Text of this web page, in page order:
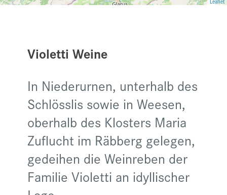
Violetti Weine
In Niederurnen, unterhalb des
Schlösslis sowie in Weesen,
oberhalb des Klosters Maria
Zuflucht im Räbberg gelegen,
gedeihen die Weinreben der
Familie Violetti an idyllischer